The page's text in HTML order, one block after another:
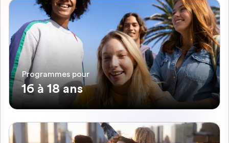
Programmes pour
16 à 18 ans